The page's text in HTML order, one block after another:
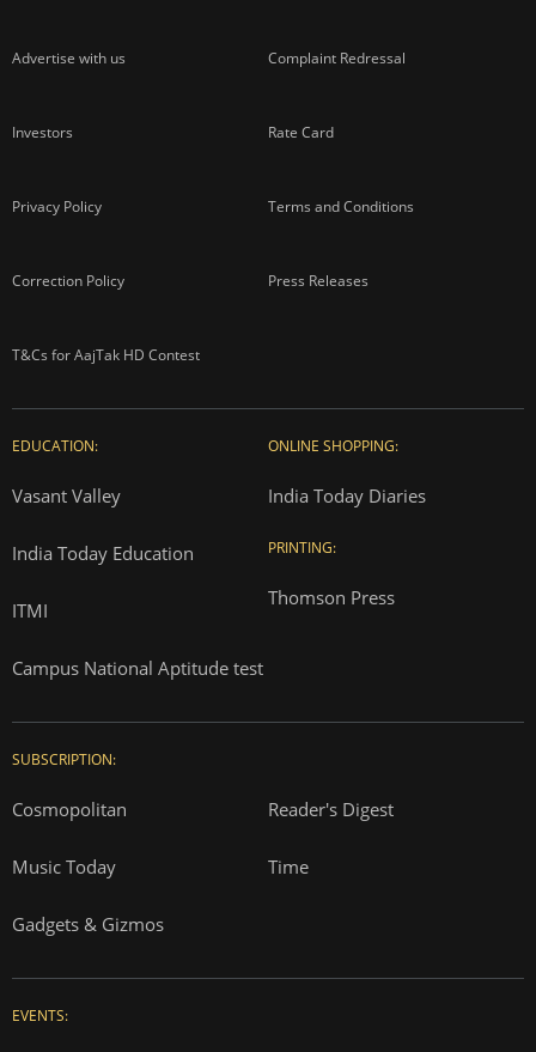
Advertise with us Complaint Redressal
Investors Rate Card
Privacy Policy Terms and Conditions
Correction Policy Press Releases
T&Cs for AajTak HD Contest
EDUCATION:
Vasant Valley
India Today Education
ITMI
Campus National Aptitude test
ONLINE SHOPPING:
India Today Diaries
PRINTING:
Thomson Press
SUBSCRIPTION:
Cosmopolitan Reader's Digest
Music Today Time
Gadgets & Gizmos
EVENTS: